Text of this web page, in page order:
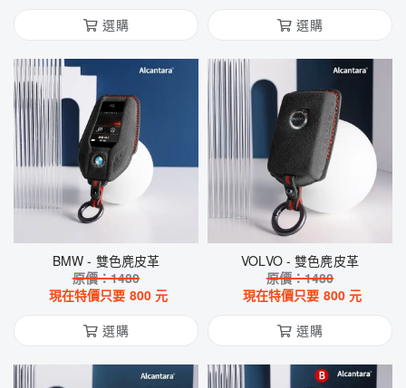
選購
選購
BMW - 雙色麂皮革
原價：1480
現在特價只要 800 元
選購
VOLVO - 雙色麂皮革
原價：1480
現在特價只要 800 元
選購